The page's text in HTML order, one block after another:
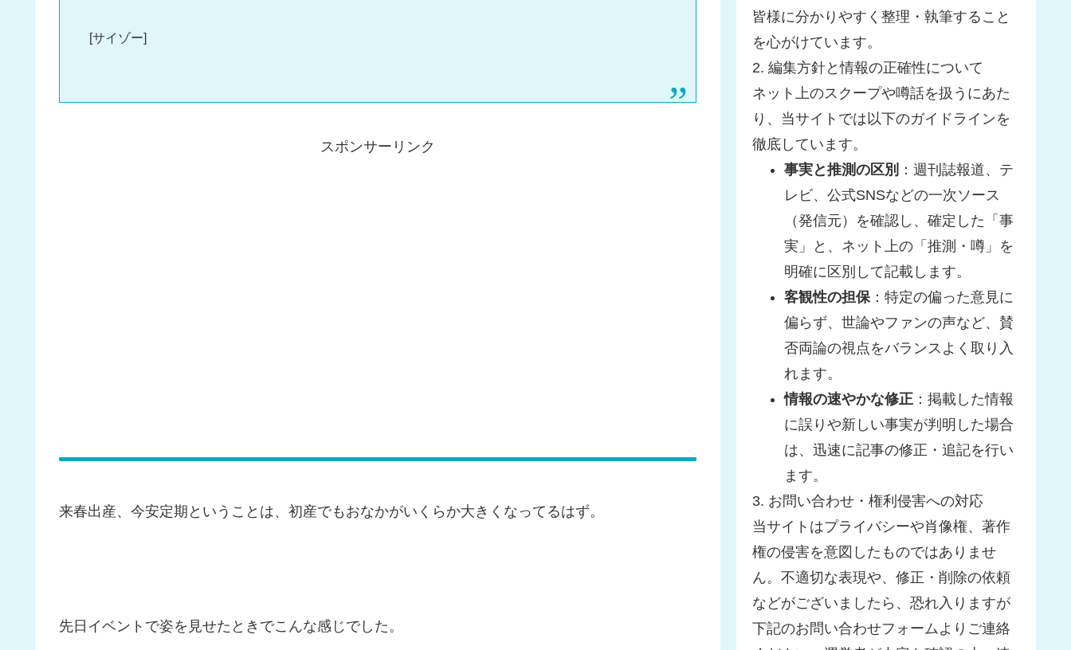
[サイゾー]
スポンサーリンク
来春出産、今安定期ということは、初産でもおなかがいくらか大きくなってるはず。
先日イベントで姿を見せたときでこんな感じでした。
皆様に分かりやすく整理・執筆すること
を心がけています。
2. 編集方針と情報の正確性について
ネット上のスクープや噂話を扱うにあた
り、当サイトでは以下のガイドラインを
徹底しています。
事実と推測の区別 ：週刊誌報道、テ
レビ、公式SNSなどの一次ソース
（発信元）を確認し、確定した「事
実」と、ネット上の「推測・噂」を
明確に区別して記載します。
客観性の担保 ：特定の偏った意見に
偏らず、世論やファンの声など、賛
否両論の視点をバランスよく取り入
れます。
情報の速やかな修正 ：掲載した情報
に誤りや新しい事実が判明した場合
は、迅速に記事の修正・追記を行い
ます。
3. お問い合わせ・権利侵害への対応
当サイトはプライバシーや肖像権、著作
権の侵害を意図したものではありませ
ん。不適切な表現や、修正・削除の依頼
などがございましたら、恐れ入りますが
下記のお問い合わせフォームよりご連絡